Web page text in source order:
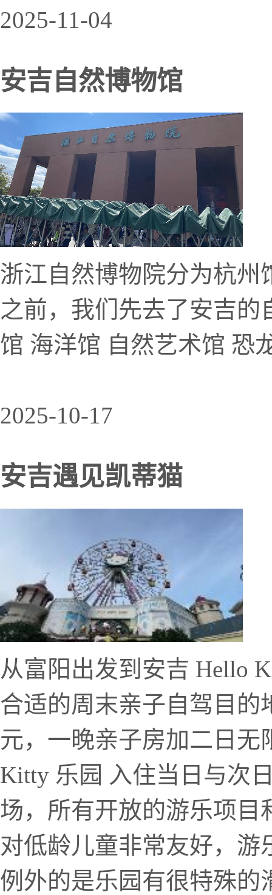
2025-11-04
安吉自然博物馆
浙江自然博物院分为杭
之前，我们先去了安吉的
馆 海洋馆 自然艺术馆 恐
2025-10-17
安吉遇见凯蒂猫
从富阳出发到安吉 Hello
合适的周末亲子自驾目的
元，一晚亲子房加二日无
Kitty 乐园 入住当日与次
场，所有开放的游乐项目
对低龄儿童非常友好，
例外的是乐园有很特殊的